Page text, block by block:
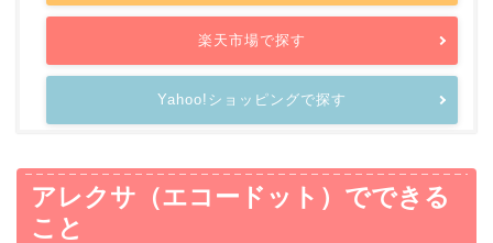
楽天市場で探す
Yahoo!ショッピングで探す
アレクサ（エコードット）でできる
こと